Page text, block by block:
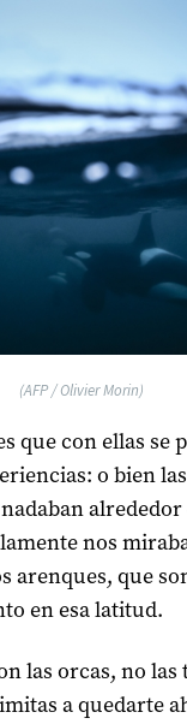
(AFP / Olivier Morin)
que con ellas se
o bien
nos
arenques, que
en esa latitud.
las orcas, no las
a quedarte